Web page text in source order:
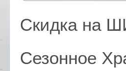
Скидка на
Сезонное